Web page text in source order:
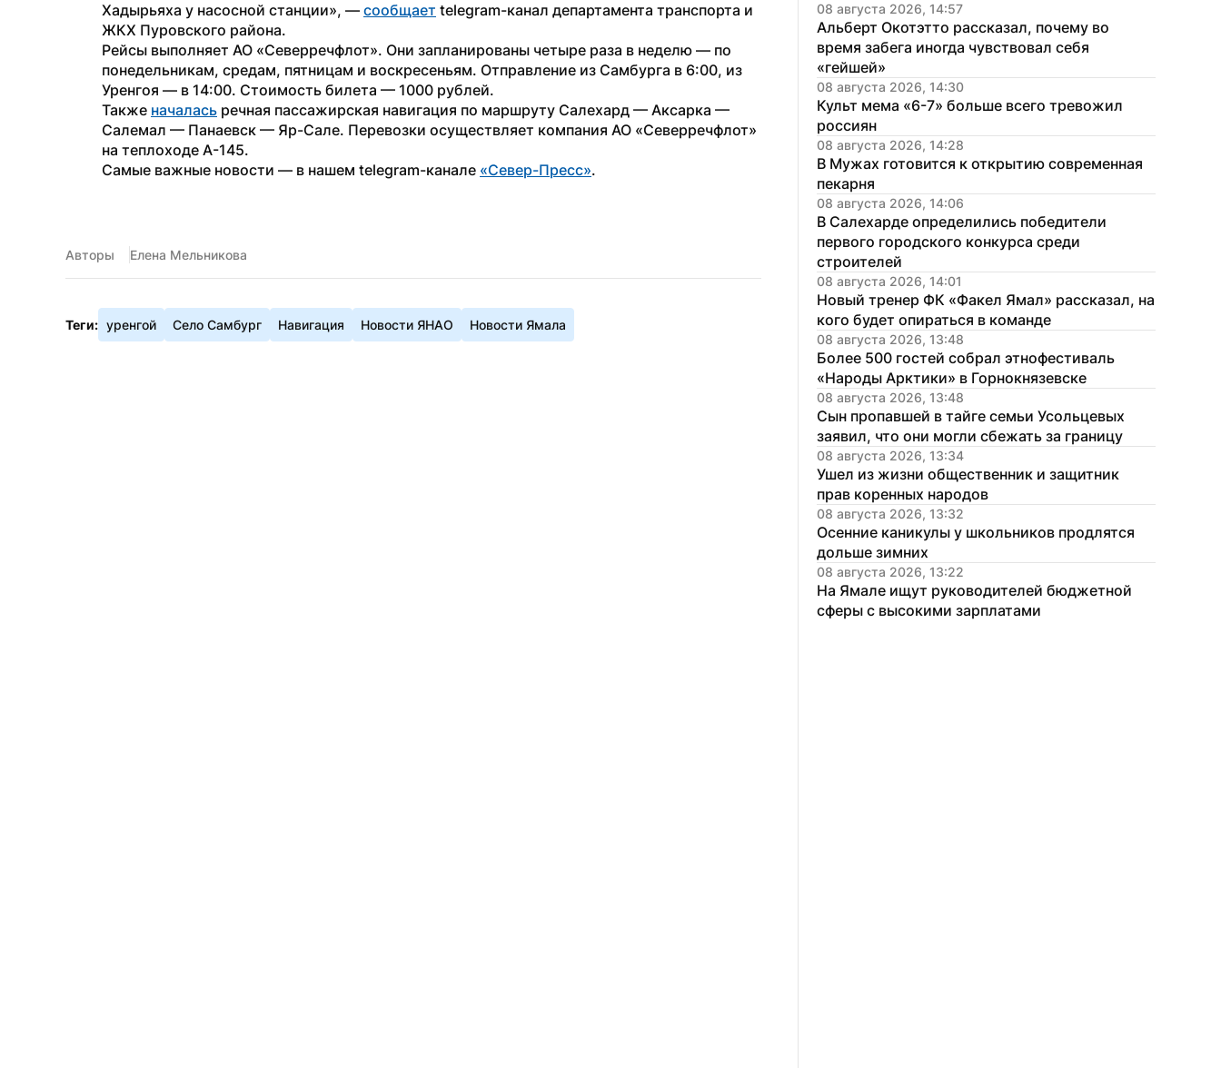
Хадырьяха у насосной станции», — сообщает telegram-канал департамента транспорта и
ЖКХ Пуровского района.
Рейсы выполняет АО «Северречфлот». Они запланированы четыре раза в неделю — по
понедельникам, средам, пятницам и воскресеньям. Отправление из Самбурга в 6:00, из
Уренгоя — в 14:00. Стоимость билета — 1000 рублей.
Также началась речная пассажирская навигация по маршруту Салехард — Аксарка —
Салемал — Панаевск — Яр-Сале. Перевозки осуществляет компания АО «Северречфлот»
на теплоходе А-145.
Самые важные новости — в нашем telegram-канале «Север-Пресс».
Авторы Елена Мельникова
Теги: уренгой Село Самбург Навигация Новости ЯНАО Новости Ямала
08 августа 2026, 14:57
Альберт Окотэтто рассказал, почему во
время забега иногда чувствовал себя
«гейшей»
08 августа 2026, 14:30
Культ мема «6-7» больше всего тревожил
россиян
08 августа 2026, 14:28
В Мужах готовится к открытию современная
пекарня
08 августа 2026, 14:06
В Салехарде определились победители
первого городского конкурса среди
строителей
08 августа 2026, 14:01
Новый тренер ФК «Факел Ямал» рассказал, на
кого будет опираться в команде
08 августа 2026, 13:48
Более 500 гостей собрал этнофестиваль
«Народы Арктики» в Горнокнязевске
08 августа 2026, 13:48
Сын пропавшей в тайге семьи Усольцевых
заявил, что они могли сбежать за границу
08 августа 2026, 13:34
Ушел из жизни общественник и защитник
прав коренных народов
08 августа 2026, 13:32
Осенние каникулы у школьников продлятся
дольше зимних
08 августа 2026, 13:22
На Ямале ищут руководителей бюджетной
сферы с высокими зарплатами